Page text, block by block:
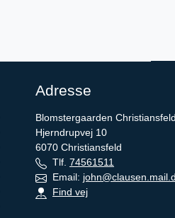
Adresse
Blomstergaarden Christiansfeld
Hjerndrupvej 10
6070 Christiansfeld
Tlf. 74561511
Email:
Find vej